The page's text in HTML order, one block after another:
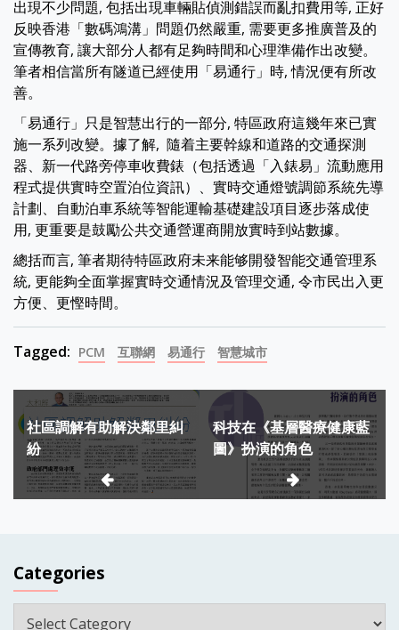
出現不少問題, 包括出現車輛貼偵測錯誤而亂扣費用等, 正好
反映香港「數碼鴻溝」問題仍然嚴重, 需要更多推廣普及的
宣傳教育, 讓大部分人都有足夠時間和心理準備作出改變。
筆者相信當所有隧道已經使用「易通行」時, 情況便有所改
善。
「易通行」只是智慧出行的一部分, 特區政府這幾年來已實
施一系列改變。據了解, 隨着主要幹線和道路的交通探測
器、新一代路旁停車收費錶（包括透過「入錶易」流動應用
程式提供實時空置泊位資訊）、實時交通燈號調節系統先導
計劃、自動泊車系統等智能運輸基礎建設項目逐步落成使
用, 更重要是鼓勵公共交通營運商開放實時到站數據。
總括而言, 筆者期待特區政府未来能够開發智能交通管理系
統, 更能夠全面掌握實時交通情況及管理交通, 令市民出入更
方便、更慳時間。
Tagged: PCM 互聯網 易通行 智慧城市
Post
navigation
社區調解有助解決鄰里糾
紛
科技在《基層醫療健康藍
圖》扮演的角色
Categories
Categories